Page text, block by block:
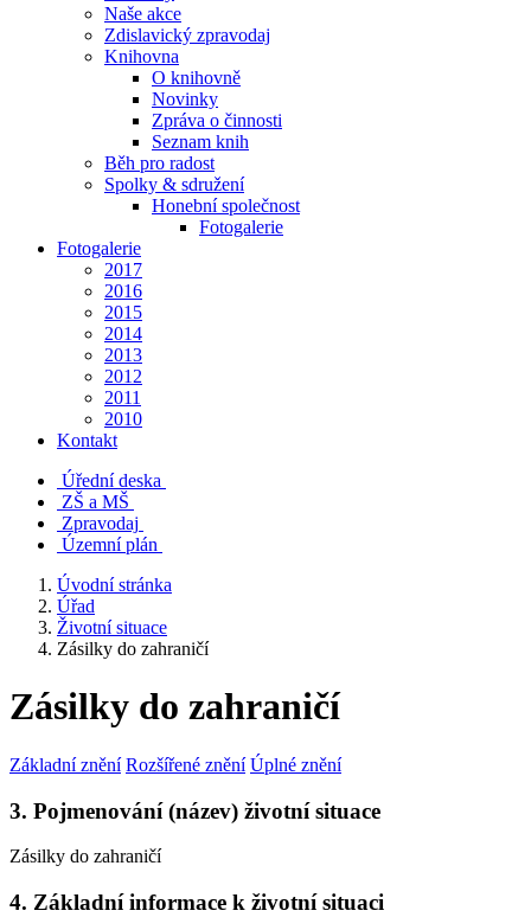
Naše akce
Zdislavický zpravodaj
Knihovna
O knihovně
Novinky
Zpráva o činnosti
Seznam knih
Běh pro radost
Spolky & sdružení
Honební společnost
Fotogalerie
Fotogalerie
2017
2016
2015
2014
2013
2012
2011
2010
Kontakt
Úřední deska
ZŠ a MŠ
Zpravodaj
Územní plán
Úvodní stránka
Úřad
Životní situace
Zásilky do zahraničí
Zásilky do zahraničí
Základní znění Rozšířené znění Úplné znění
3. Pojmenování (název) životní situace
Zásilky do zahraničí
4. Základní informace k životní situaci